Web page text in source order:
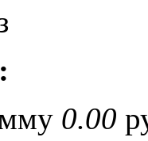
0.00